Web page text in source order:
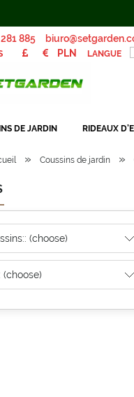
885
LANGUE
DE JARDIN RIDEAUX
» Coussins de jardin »
(choose)
(choose)